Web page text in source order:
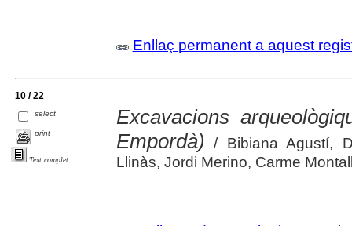
Enllaç permanent a aquest
10 / 22
select
print
Text complet
Excavacions
Empordà) / Bibiana Agustí,
Llinàs, Jordi Merino, Carme